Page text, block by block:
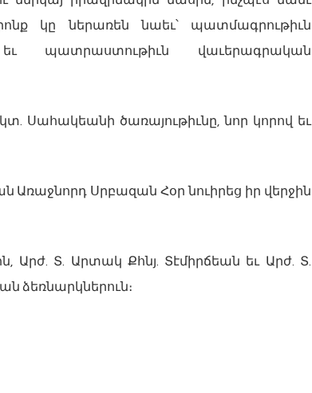
կը ներառեն նաեւ՝ պատմագրութիւն
պատրաստութիւն վաւերագրական
Սահակեանի ծառայութիւնը, նոր կորով եւ
Առաջնորդ Սրբազան Հօր նուիրեց իր վերջին
Արժ. Տ. Արտակ Քհնյ. Տէմիրճեան եւ Արժ. Տ.
ձեռնարկներուն։